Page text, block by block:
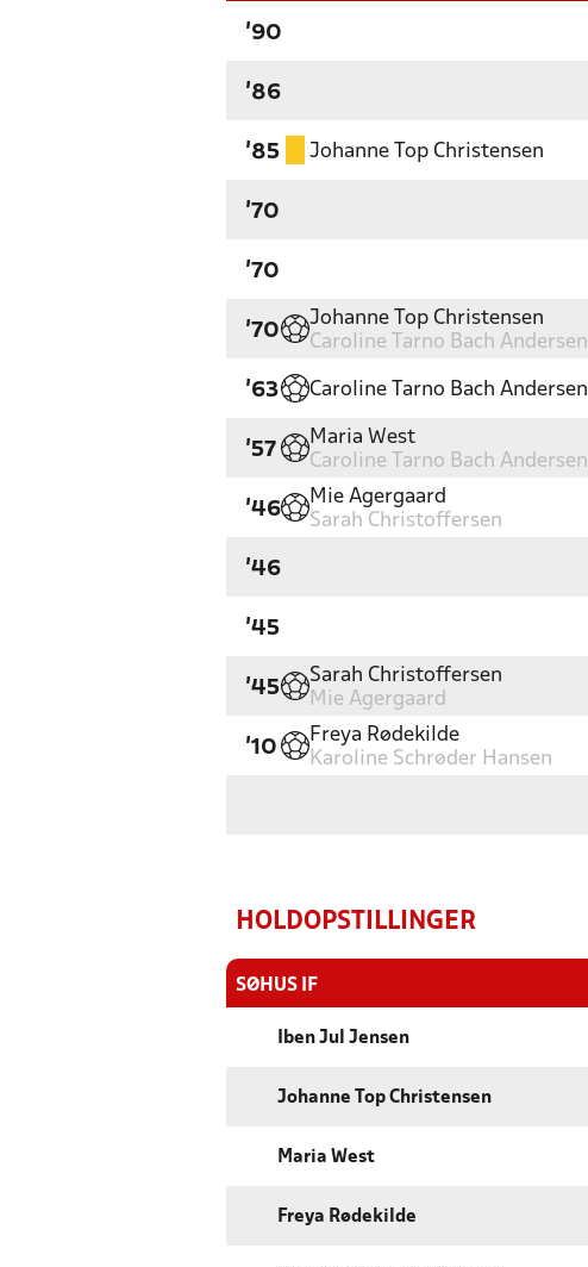
'90
'86
'85 Johanne Top Christensen
'70
'70
'70
Johanne Top Christensen
Caroline Tarno Bach Andersen
'63 Caroline Tarno Bach Andersen
'57
Maria West
Caroline Tarno Bach Andersen
'46
Mie Agergaard
Sarah Christoffersen
'46
'45
'45
Sarah Christoffersen
Mie Agergaard
'10
Freya Rødekilde
Karoline Schrøder Hansen
HOLDOPSTILLINGER
SØHUS IF
Iben Jul Jensen
Johanne Top Christensen
Maria West
Freya Rødekilde